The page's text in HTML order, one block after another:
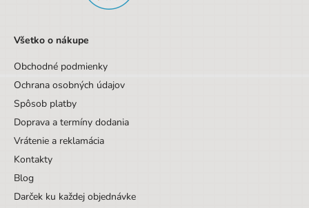
Všetko o nákupe
Obchodné podmienky
Ochrana osobných údajov
Spôsob platby
Doprava a termíny dodania
Vrátenie a reklamácia
Kontakty
Blog
Darček ku každej objednávke